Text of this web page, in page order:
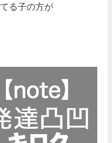
る子の方が